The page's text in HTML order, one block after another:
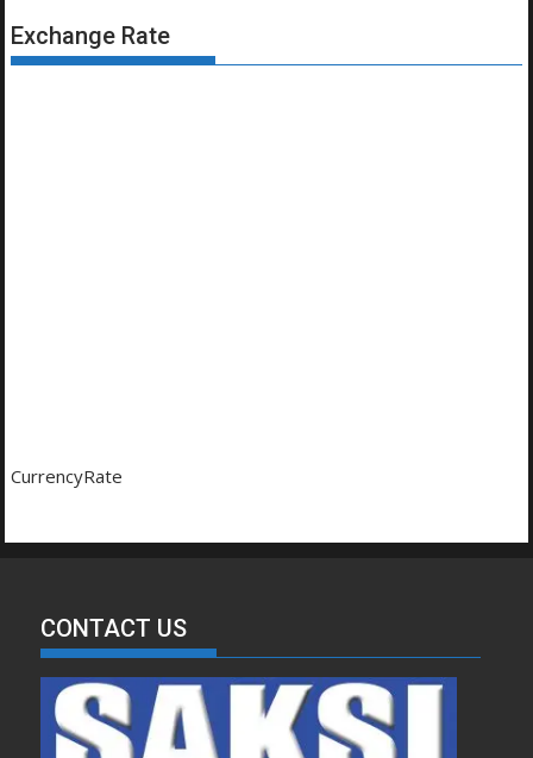
Exchange Rate
CurrencyRate
CONTACT US